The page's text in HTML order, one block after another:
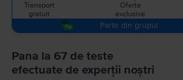
Transport
gratuit
Oferte
exclusive
Parte din grupul
Pana la 67 de teste
efectuate de experții noștri